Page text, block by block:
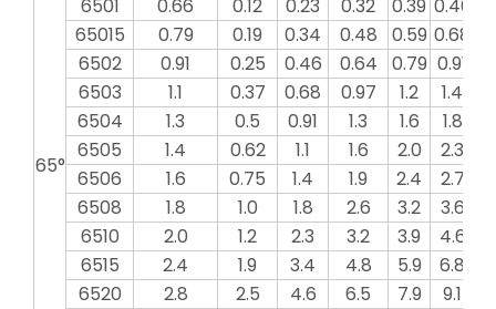
65°
6501
0.66 0.12 0.23 0.32 0.39 0.46
65015
0.79 0.19 0.34 0.48 0.59 0.68
6502
0.91 0.25 0.46 0.64 0.79 0.91
6503
1.1 0.37 0.68 0.97 1.2 1.4
6504
1.3 0.5 0.91 1.3 1.6 1.8
6505
1.4 0.62 1.1 1.6 2.0 2.3
6506
1.6 0.75 1.4 1.9 2.4 2.7
6508
1.8 1.0 1.8 2.6 3.2 3.6
6510
2.0 1.2 2.3 3.2 3.9 4.6
6515
2.4 1.9 3.4 4.8 5.9 6.8
6520
2.8 2.5 4.6 6.5 7.9 9.1